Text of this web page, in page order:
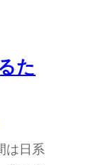
た
は日系